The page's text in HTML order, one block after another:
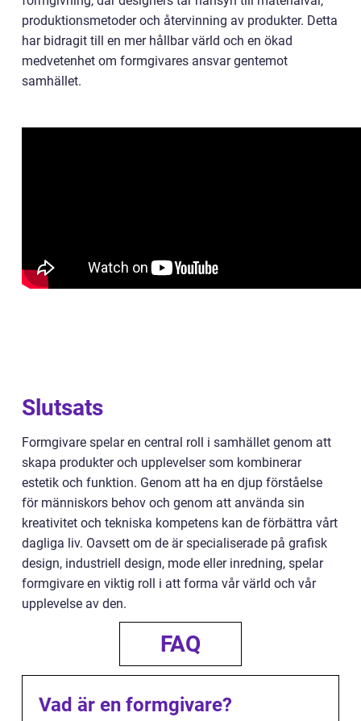
produktionsmetoder och återvinning av produkter. Detta
har bidragit till en mer hållbar värld och en ökad
medvetenhet om formgivares ansvar gentemot
samhället.
Slutsats
Formgivare spelar en central roll i samhället genom att
skapa produkter och upplevelser som kombinerar
estetik och funktion. Genom att ha en djup förståelse
för människors behov och genom att använda sin
kreativitet och tekniska kompetens kan de förbättra vårt
dagliga liv. Oavsett om de är specialiserade på grafisk
design, industriell design, mode eller inredning, spelar
formgivare en viktig roll i att forma vår värld och vår
upplevelse av den.
FAQ
Vad är en formgivare?